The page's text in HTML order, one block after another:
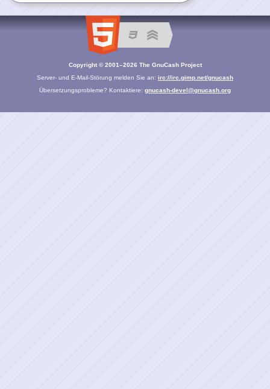
Copyright © 2001–2026 The GnuCash Project
Server- und E-Mail-Störung melden Sie an: irc://irc.gimp.net/gnucash
Übersetzungsprobleme? Kontaktiere: gnucash-devel@gnucash.org